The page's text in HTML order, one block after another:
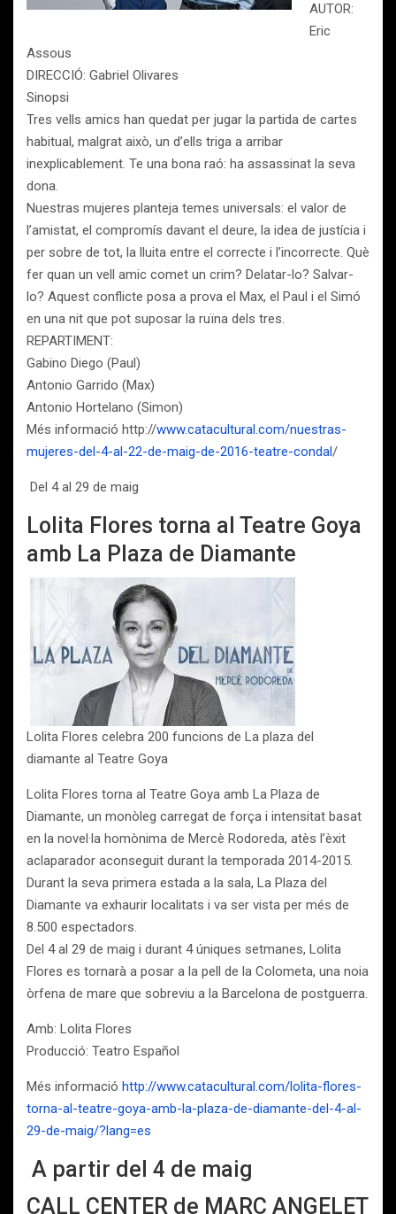
AUTOR:
Eric
Assous
DIRECCIÓ: Gabriel Olivares
Sinopsi
Tres vells amics han quedat per jugar la partida de cartes
habitual, malgrat això, un d’ells triga a arribar
inexplicablement. Te una bona raó: ha assassinat la seva
dona.
Nuestras mujeres planteja temes universals: el valor de
l’amistat, el compromís davant el deure, la idea de justícia i
per sobre de tot, la lluita entre el correcte i l’incorrecte. Què
fer quan un vell amic comet un crim? Delatar-lo? Salvar-
lo? Aquest conflicte posa a prova el Max, el Paul i el Simó
en una nit que pot suposar la ruïna dels tres.
REPARTIMENT:
Gabino Diego (Paul)
Antonio Garrido (Max)
Antonio Hortelano (Simon)
Més informació http://www.catacultural.com/nuestras-
mujeres-del-4-al-22-de-maig-de-2016-teatre-condal/
Del 4 al 29 de maig
Lolita Flores torna al Teatre Goya
amb La Plaza de Diamante
Lolita Flores celebra 200 funcions de La plaza del
diamante al Teatre Goya
Lolita Flores torna al Teatre Goya amb La Plaza de
Diamante, un monòleg carregat de força i intensitat basat
en la novel·la homònima de Mercè Rodoreda, atès l’èxit
aclaparador aconseguit durant la temporada 2014-2015.
Durant la seva primera estada a la sala, La Plaza del
Diamante va exhaurir localitats i va ser vista per més de
8.500 espectadors.
Del 4 al 29 de maig i durant 4 úniques setmanes, Lolita
Flores es tornarà a posar a la pell de la Colometa, una noia
òrfena de mare que sobreviu a la Barcelona de postguerra.
Amb: Lolita Flores
Producció: Teatro Español
Més informació http://www.catacultural.com/lolita-flores-
torna-al-teatre-goya-amb-la-plaza-de-diamante-del-4-al-
29-de-maig/?lang=es
A partir del 4 de maig
CALL CENTER de MARC ANGELET